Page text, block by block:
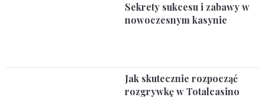
Sekrety sukcesu i zabawy w
nowoczesnym kasynie
Jak skutecznie rozpocząć
rozgrywkę w Totalcasino